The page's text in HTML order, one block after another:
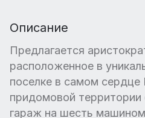
Описание
Предлагается
расположенное в
поселке в самом сердце
придомовой территории
гараж на шесть